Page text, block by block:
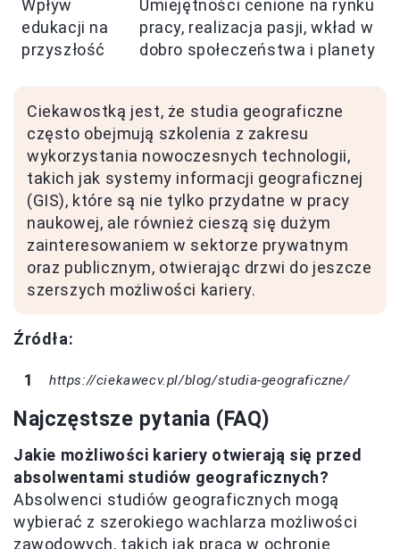
Wpływ
edukacji na
przyszłość
Umiejętności cenione na rynku
pracy, realizacja pasji, wkład w
dobro społeczeństwa i planety
Ciekawostką jest, że studia geograficzne
często obejmują szkolenia z zakresu
wykorzystania nowoczesnych technologii,
takich jak systemy informacji geograficznej
(GIS), które są nie tylko przydatne w pracy
naukowej, ale również cieszą się dużym
zainteresowaniem w sektorze prywatnym
oraz publicznym, otwierając drzwi do jeszcze
szerszych możliwości kariery.
Źródła:
https://ciekawecv.pl/blog/studia-geograficzne/
Najczęstsze pytania (FAQ)
Jakie możliwości kariery otwierają się przed
absolwentami studiów geograficznych?
Absolwenci studiów geograficznych mogą
wybierać z szerokiego wachlarza możliwości
zawodowych, takich jak praca w ochronie